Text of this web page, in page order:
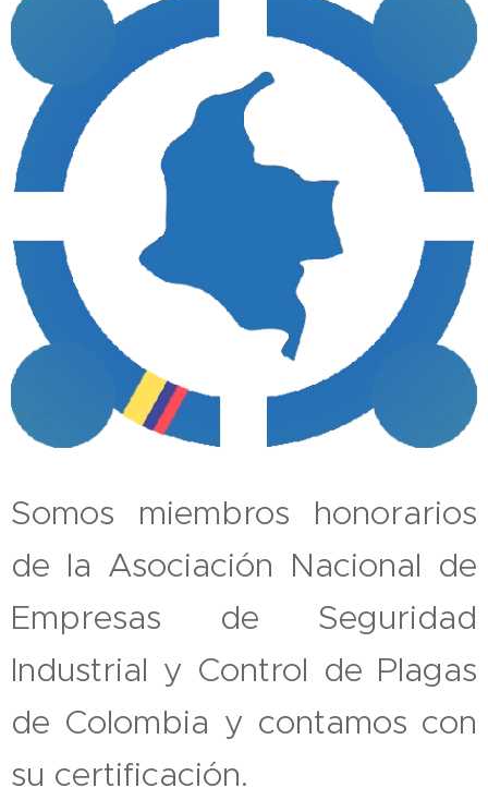
Somos miembros honorarios
de la Asociación Nacional de
Empresas de Seguridad
Industrial y Control de Plagas
de Colombia y contamos con
su certificación.